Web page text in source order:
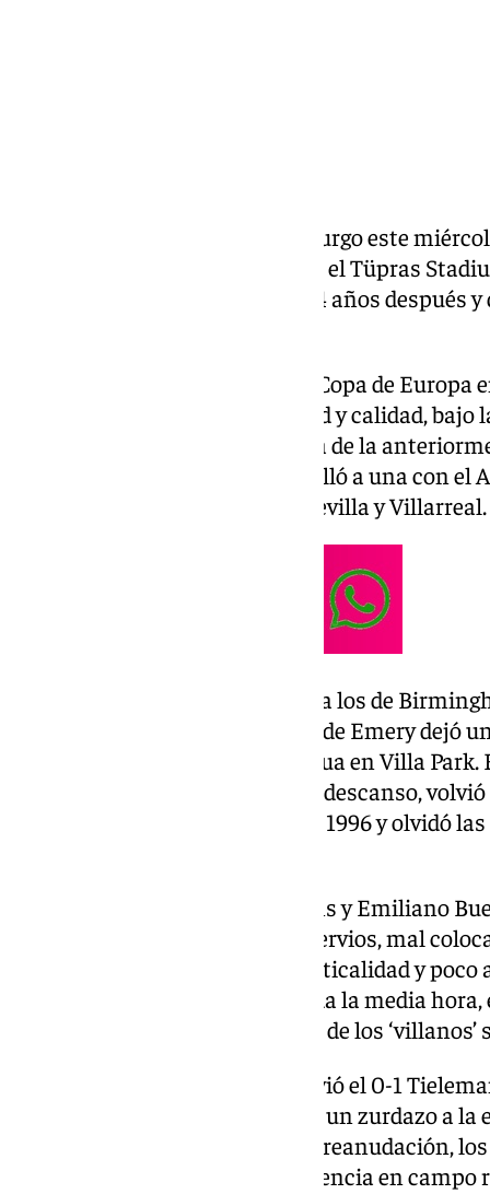
El Aston Villa goleó (0-3) al Friburgo este
2025/26 en la final celebrada en el Tüpras
continental del equipo inglés 44 años después
Los ‘villanos’, campeones de la Copa de
título continental con autoridad y calidad, bajo
de un Emery que ganó su quinta de la
El entrenador vasco, que solo falló a una con
2014, 2015, 2016 y 2021, entre Sevilla y Villarreal.
Si hace dos campañas devolvió a los de
décadas después, la trayectoria de Emery dejó
Estambul para ganarse la estatua en Villa
mayor calidad, golpeó antes del descanso,
después de la Copa de la Liga de 1996 y olvidó
Los zarpazos de Youri Tielemans y Emiliano
que, desde el inicio, demostró nervios, mal
Villa no tardó en enseñar su verticalidad y
dejando avisos de peligro. Pasada la media
agresividad arriba y la categoría de los
La pizarra del técnico vasco sirvió el 0-1
puesto en corto, y Buendía sacó un zurdazo a
el descuento. Sin cambios en la reanudación,
merced de los ingleses, sin presencia en